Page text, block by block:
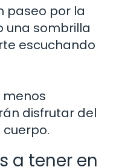
paseo por la
una sombrilla
escuchando
menos
disfrutar del
a tener en